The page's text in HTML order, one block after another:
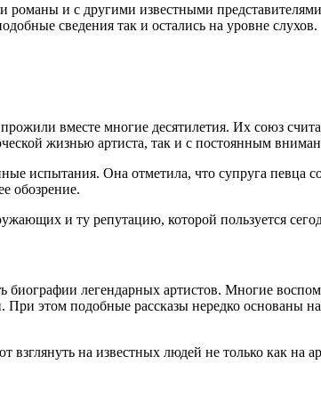
и с другими известными
сведения так и остались на уровне слухов.
вместе многие десятилетия. Их союз
жизнью артиста, так и с постоянным
Она отметила, что супруга певца
обозрение.
и ту репутацию, которой пользуется
легендарных артистов. Многие
этом подобные рассказы нередко основаны
на известных людей не только как